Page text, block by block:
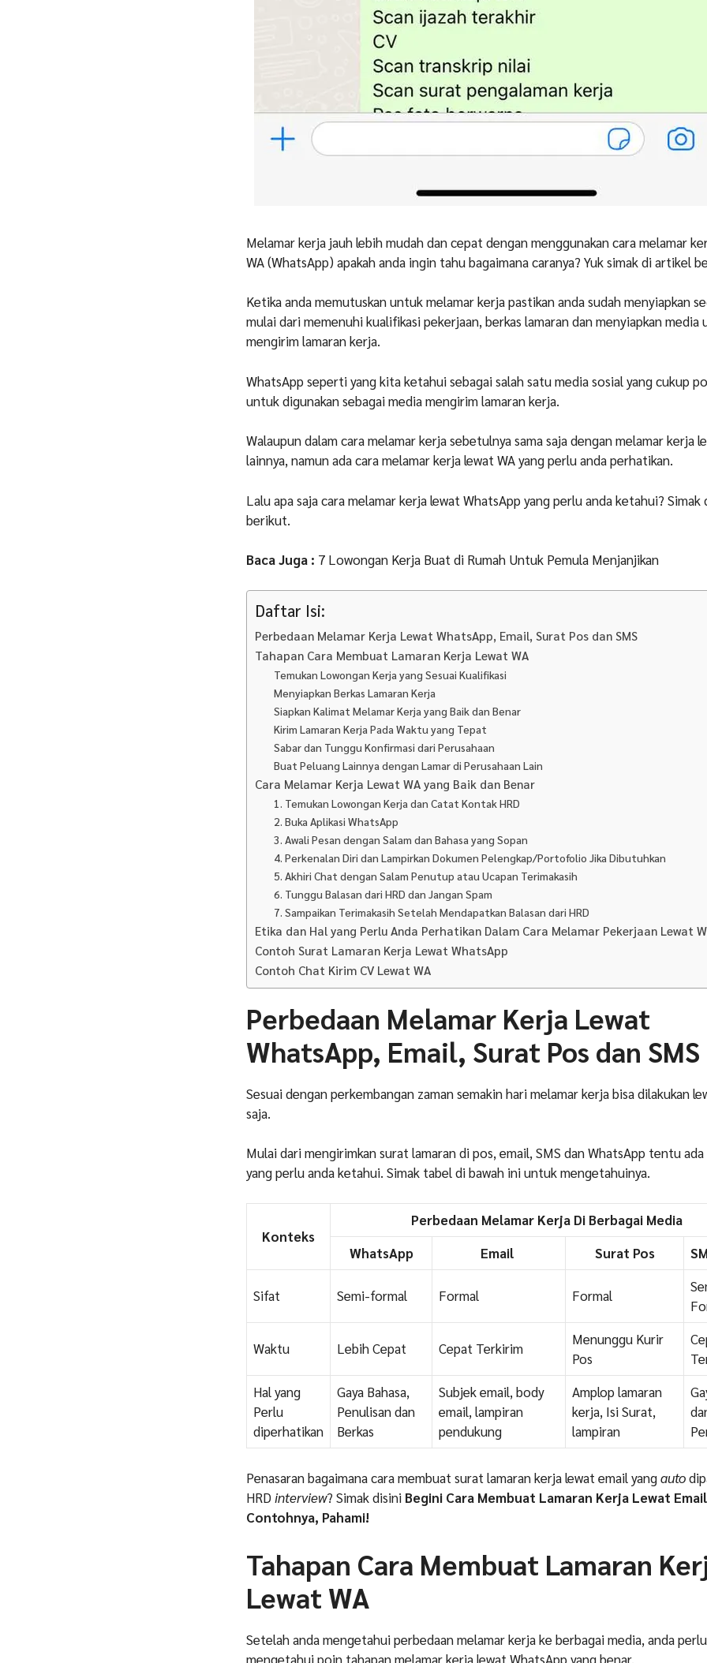
Melamar kerja jauh lebih mudah dan cepat dengan menggunakan cara melamar
WA (WhatsApp) apakah anda ingin tahu bagaimana caranya? Yuk simak di artikel
Ketika anda memutuskan untuk melamar kerja pastikan anda sudah menyiapkan
mulai dari memenuhi kualifikasi pekerjaan, berkas lamaran dan menyiapkan media
mengirim lamaran kerja.
WhatsApp seperti yang kita ketahui sebagai salah satu media sosial yang cukup
untuk digunakan sebagai media mengirim lamaran kerja.
Walaupun dalam cara melamar kerja sebetulnya sama saja dengan melamar kerja
lainnya, namun ada cara melamar kerja lewat WA yang perlu anda perhatikan.
Lalu apa saja cara melamar kerja lewat WhatsApp yang perlu anda ketahui?
berikut.
Baca Juga : 7 Lowongan Kerja Buat di Rumah Untuk Pemula Menjanjikan
Daftar Isi:
Perbedaan Melamar Kerja Lewat WhatsApp, Email, Surat Pos dan SMS
Tahapan Cara Membuat Lamaran Kerja Lewat WA
Temukan Lowongan Kerja yang Sesuai Kualifikasi
Menyiapkan Berkas Lamaran Kerja
Siapkan Kalimat Melamar Kerja yang Baik dan Benar
Kirim Lamaran Kerja Pada Waktu yang Tepat
Sabar dan Tunggu Konfirmasi dari Perusahaan
Buat Peluang Lainnya dengan Lamar di Perusahaan Lain
Cara Melamar Kerja Lewat WA yang Baik dan Benar
1. Temukan Lowongan Kerja dan Catat Kontak HRD
2. Buka Aplikasi WhatsApp
3. Awali Pesan dengan Salam dan Bahasa yang Sopan
4. Perkenalan Diri dan Lampirkan Dokumen Pelengkap/Portofolio Jika Dibutuhkan
5. Akhiri Chat dengan Salam Penutup atau Ucapan Terimakasih
6. Tunggu Balasan dari HRD dan Jangan Spam
7. Sampaikan Terimakasih Setelah Mendapatkan Balasan dari HRD
Etika dan Hal yang Perlu Anda Perhatikan Dalam Cara Melamar Pekerjaan Lewat
Contoh Surat Lamaran Kerja Lewat WhatsApp
Contoh Chat Kirim CV Lewat WA
Perbedaan Melamar Kerja Lewat
WhatsApp, Email, Surat Pos dan SMS
Sesuai dengan perkembangan zaman semakin hari melamar kerja bisa dilakukan
saja.
Mulai dari mengirimkan surat lamaran di pos, email, SMS dan WhatsApp tentu
yang perlu anda ketahui. Simak tabel di bawah ini untuk mengetahuinya.
Konteks
Perbedaan Melamar Kerja Di Berbagai Media
WhatsApp
Email Surat Pos
Sifat Semi-formal Formal Formal
Waktu Lebih Cepat Cepat Terkirim
Menunggu Kurir
Pos
Hal yang
Perlu
diperhatikan
Gaya Bahasa,
Penulisan dan
Berkas
Subjek email, body
email, lampiran
pendukung
Amplop lamaran
kerja, Isi Surat,
lampiran
Penasaran bagaimana cara membuat surat lamaran kerja lewat email yangauto
HRDinterview? Simak disini Begini Cara Membuat Lamaran Kerja Lewat
Contohnya, Pahami!
Tahapan Cara Membuat Lamaran
Lewat WA
Setelah anda mengetahui perbedaan melamar kerja ke berbagai media, anda perlu
mengetahui poin tahapan melamar kerja lewat WhatsApp yang benar.